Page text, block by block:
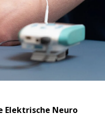
Elektrische Neuro